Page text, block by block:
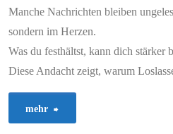
Manche Nachrichten bleiben
sondern im Herzen.
Was du festhältst, kann dich stärker
Diese Andacht zeigt, warum
mehr "966